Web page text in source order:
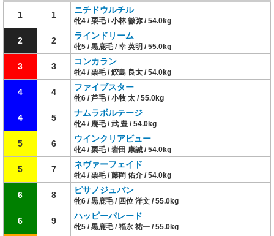
1 1 ニチドウルチル
牝4 / 栗毛 / 小林 徹弥 / 54.0kg
2 2 ラインドリーム
牝5 / 黒鹿毛 / 幸 英明 / 55.0kg
3 3 コンカラン
牝4 / 栗毛 / 鮫島 良太 / 54.0kg
4 4 ファイブスター
牝6 / 芦毛 / 小牧 太 / 55.0kg
4 5 ナムラボルテージ
牝4 / 鹿毛 / 武 豊 / 54.0kg
5 6 ウインクリアビュー
牝4 / 栗毛 / 岩田 康誠 / 54.0kg
5 7 ネヴァーフェイド
牝4 / 栗毛 / 藤岡 佑介 / 54.0kg
6 8 ピサノジュバン
牝6 / 黒鹿毛 / 四位 洋文 / 55.0kg
6 9 ハッピーパレード
牝5 / 黒鹿毛 / 福永 祐一 / 55.0kg